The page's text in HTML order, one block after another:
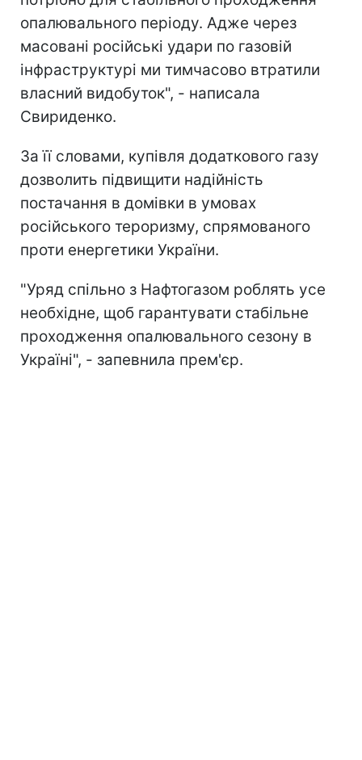
опалювального періоду. Адже через
масовані російські удари по газовій
інфраструктурі ми тимчасово втратили
власний видобуток", - написала
Свириденко.
За її словами, купівля додаткового газу
дозволить підвищити надійність
постачання в домівки в умовах
російського тероризму, спрямованого
проти енергетики України.
"Уряд спільно з Нафтогазом роблять усе
необхідне, щоб гарантувати стабільне
проходження опалювального сезону в
Україні", - запевнила прем'єр.